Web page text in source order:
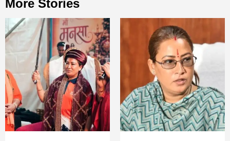
More Stories